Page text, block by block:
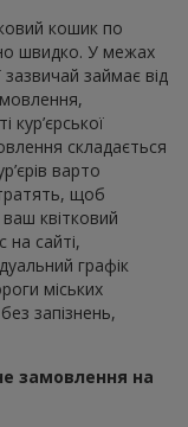
кошик по
швидко. У межах
зазвичай займає від
кур’єрської
складається
варто
щоб
ваш квітковий
на сайті,
графік
міських
запізнень,
замовлення на